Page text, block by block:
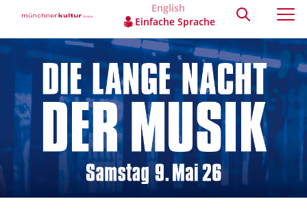
English
Einfache Sprache